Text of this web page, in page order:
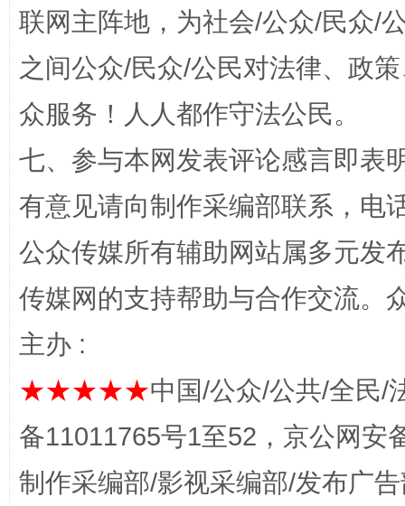
“蜀中异人”王建安的艺术幻境
完善运行机制助力责任有效落实 一纸欠
联网主阵地，为社会/公众/民众/
之间公众/民众/公民对法律、政
众服务！人人都作守法公民。
七、参与本网发表评论感言即表
有意见请向制作采编部联系，电
公众传媒所有辅助网站属多元发
传媒网的支持帮助与合作交流。
主办 :
★★★★★中国/公众/公共/全民/
备11011765号1至52，京公网安
制作采编部/影视采编部/发布广